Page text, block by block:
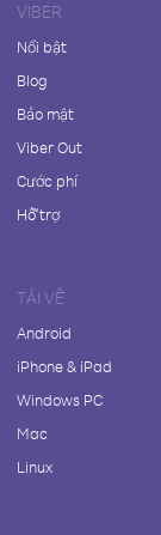
VIBER
Nổi bật
Blog
Bảo mật
Viber Out
Cước phí
Hỗ trợ
TẢI VỀ
Android
iPhone & iPad
Windows PC
Mac
Linux